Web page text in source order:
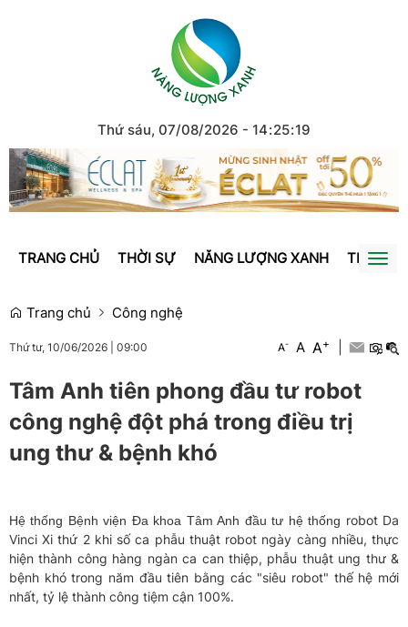
Thứ sáu, 07/08/2026 - 14:25:20
TRANG CHỦ THỜI SỰ NĂNG LƯỢNG XANH TRÁI
Trang chủ
Công nghệ
Thứ tư, 10/06/2026 09:00 A- A A+
Tâm Anh tiên phong đầu tư robot
công nghệ đột phá trong điều trị
ung thư & bệnh khó
Hệ thống Bệnh viện Đa khoa Tâm Anh đầu tư hệ thống robot Da
Vinci Xi thứ 2 khi số ca phẫu thuật robot ngày càng nhiều, thực
hiện thành công hàng ngàn ca can thiệp, phẫu thuật ung thư &
bệnh khó trong năm đầu tiên bằng các "siêu robot" thế hệ mới
nhất, tỷ lệ thành công tiệm cận 100%.